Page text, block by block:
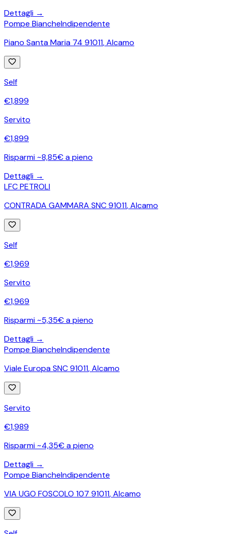
Dettagli →
Pompe BiancheIndipendente
Piano Santa Maria 74 91011,Alcamo
Self
€1,899
Servito
€1,899
Risparmi ~8,85€ a pieno
Dettagli →
LFC PETROLI
CONTRADA GAMMARA SNC 91011,Alcamo
Self
€1,969
Servito
€1,969
Risparmi ~5,35€ a pieno
Dettagli →
Pompe BiancheIndipendente
Viale Europa SNC 91011,Alcamo
Servito
€1,989
Risparmi ~4,35€ a pieno
Dettagli →
Pompe BiancheIndipendente
VIA UGO FOSCOLO 107 91011,Alcamo